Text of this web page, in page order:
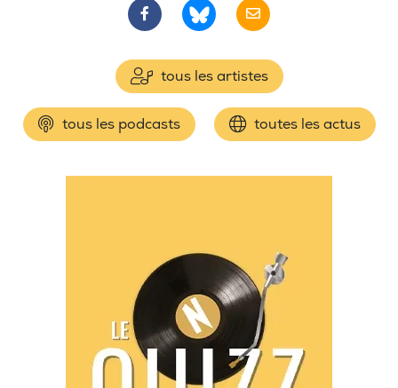
tous les artistes
tous les podcasts toutes les actus